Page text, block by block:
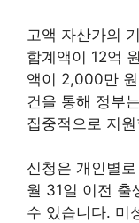
고액 자산가의
합계액이 12억
액이 2,000만
건을 통해 정부
집중적으로 지
신청은 개인별
월 31일 이전 출
수 있습니다. 미